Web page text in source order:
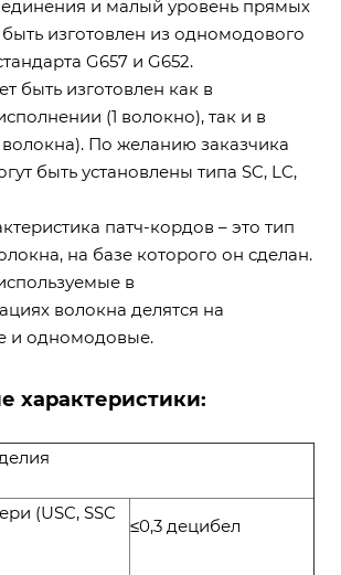
и малый уровень прямых
изготовлен из одномодового
G657 и G652.
быть изготовлен как в
(1 волокно), так и в
По желанию заказчика
быть установлены типа SC, LC,
патч-кордов – это тип
на базе которого он сделан.
в
волокна делятся на
и одномодовые.
характеристики:
(USC, SSC
≤0,3 децибел